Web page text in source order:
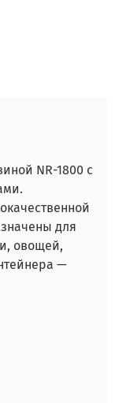
NR-1800 с
для
овощей,
—